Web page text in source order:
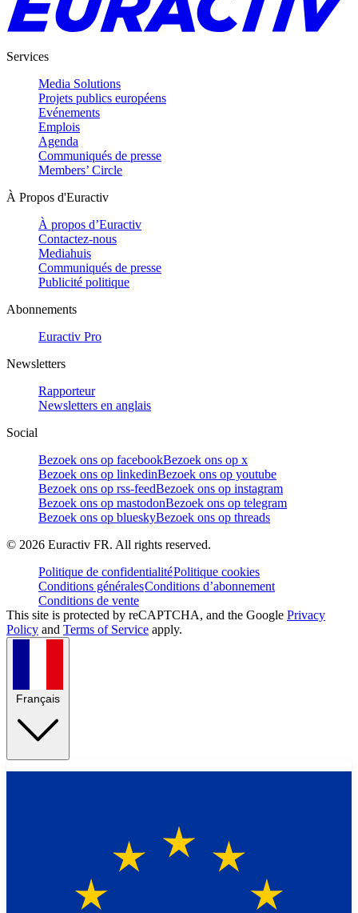
Services
Media Solutions
Projets publics européens
Evénements
Emplois
Agenda
Communiqués de presse
Members’ Circle
À Propos d'Euractiv
À propos d’Euractiv
Contactez-nous
Mediahuis
Communiqués de presse
Publicité politique
Abonnements
Euractiv Pro
Newsletters
Rapporteur
Newsletters en anglais
Social
Bezoek ons op facebookBezoek ons op x
Bezoek ons op linkedinBezoek ons op youtube
Bezoek ons op rss-feedBezoek ons op instagram
Bezoek ons op mastodonBezoek ons op telegram
Bezoek ons op blueskyBezoek ons op threads
© 2026 Euractiv FR. All rights reserved.
Politique de confidentialitéPolitique cookies
Conditions généralesConditions d’abonnement
Conditions de vente
This site is protected by reCAPTCHA, and the Google Privacy
Policy and Terms of Service apply.
Français